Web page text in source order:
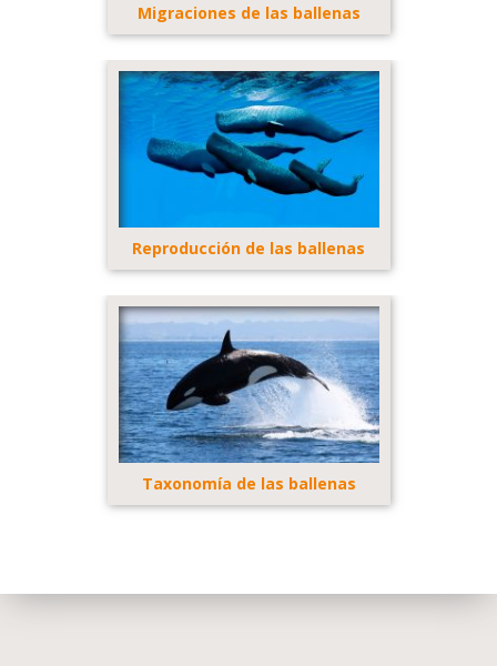
Migraciones de las ballenas
Reproducción de las ballenas
Taxonomía de las ballenas